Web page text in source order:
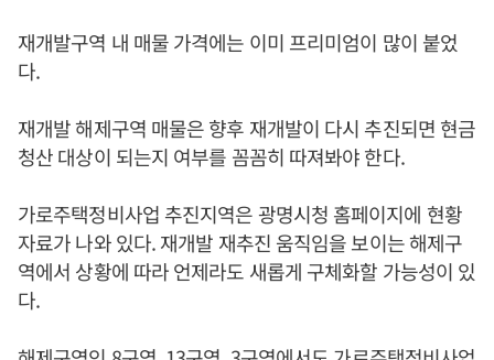
재개발구역 내 매물 가격에는 이미 프리미엄이 많이 붙었
다.
재개발 해제구역 매물은 향후 재개발이 다시 추진되면 현금
청산 대상이 되는지 여부를 꼼꼼히 따져봐야 한다.
가로주택정비사업 추진지역은 광명시청 홈페이지에 현황
자료가 나와 있다. 재개발 재추진 움직임을 보이는 해제구
역에서 상황에 따라 언제라도 새롭게 구체화할 가능성이 있
다.